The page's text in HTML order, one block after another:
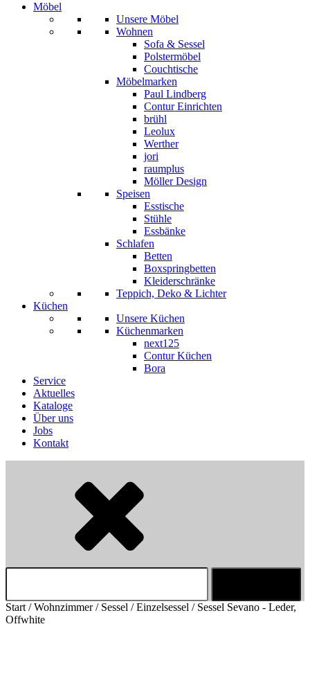
Möbel
Unsere Möbel
Wohnen
Sofa & Sessel
Polstermöbel
Couchtische
Möbelmarken
Paul Lindberg
Contur Einrichten
brühl
Leolux
Werther
jori
raumplus
Möller Design
Speisen
Esstische
Stühle
Essbänke
Schlafen
Betten
Boxspringbetten
Kleiderschränke
Teppich, Deko & Lichter
Küchen
Unsere Küchen
Küchenmarken
next125
Contur Küchen
Bora
Service
Aktuelles
Kataloge
Über uns
Jobs
Kontakt
Suchen
Start /Wohnzimmer/ Sessel /Einzelsessel / Sessel Sevano - Leder,
Offwhite